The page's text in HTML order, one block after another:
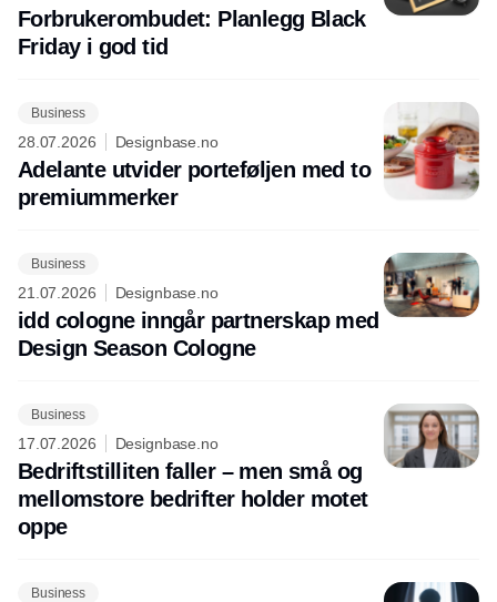
Forbrukerombudet: Planlegg Black
Friday i god tid
Business
28.07.2026 Designbase.no
Adelante utvider porteføljen med to
premiummerker
Business
21.07.2026 Designbase.no
idd cologne inngår partnerskap med
Design Season Cologne
Business
17.07.2026 Designbase.no
Bedriftstilliten faller – men små og
mellomstore bedrifter holder motet
oppe
Business